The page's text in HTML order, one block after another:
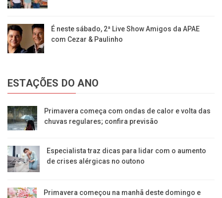
É neste sábado, 2ª Live Show Amigos da APAE
com Cezar & Paulinho
ESTAÇÕES DO ANO
Primavera começa com ondas de calor e volta das
chuvas regulares; confira previsão
Especialista traz dicas para lidar com o aumento
de crises alérgicas no outono
Primavera começou na manhã deste domingo e